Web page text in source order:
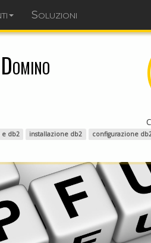
Soluzioni
db2 installazione db2 configurazione